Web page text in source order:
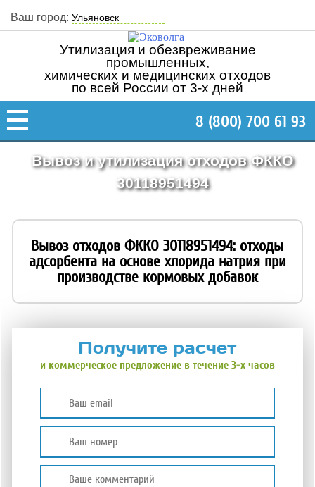
Ваш город:
Утилизация и обезвреживание
промышленных,
химических и медицинских отходов
по всей России от 3-х дней
8 (800) 700 61 93
Вывоз и утилизация отходов ФККО
30118951494
Вывоз отходов ФККО 30118951494: отходы
адсорбента на основе хлорида натрия при
производстве кормовых добавок
Получите расчет
и коммерческое предложение в течение 3-х часов